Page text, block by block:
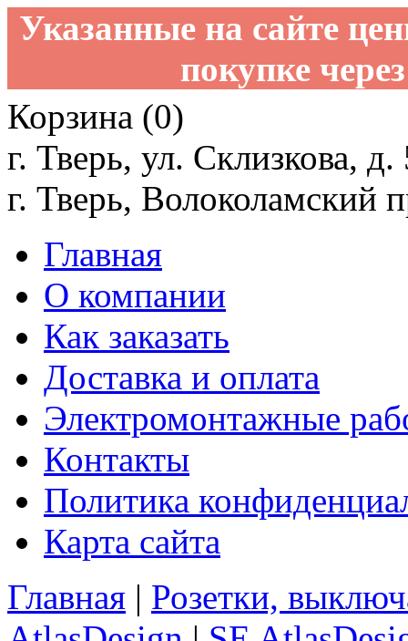
Указанные на сайте
покупке
Корзина (0)
г. Тверь, ул. Склизкова,
г. Тверь, Волоколамский
Главная
О компании
Как заказать
Доставка и оплата
Электромонтажные
Контакты
Политика
Карта сайта
Главная | Розетки,